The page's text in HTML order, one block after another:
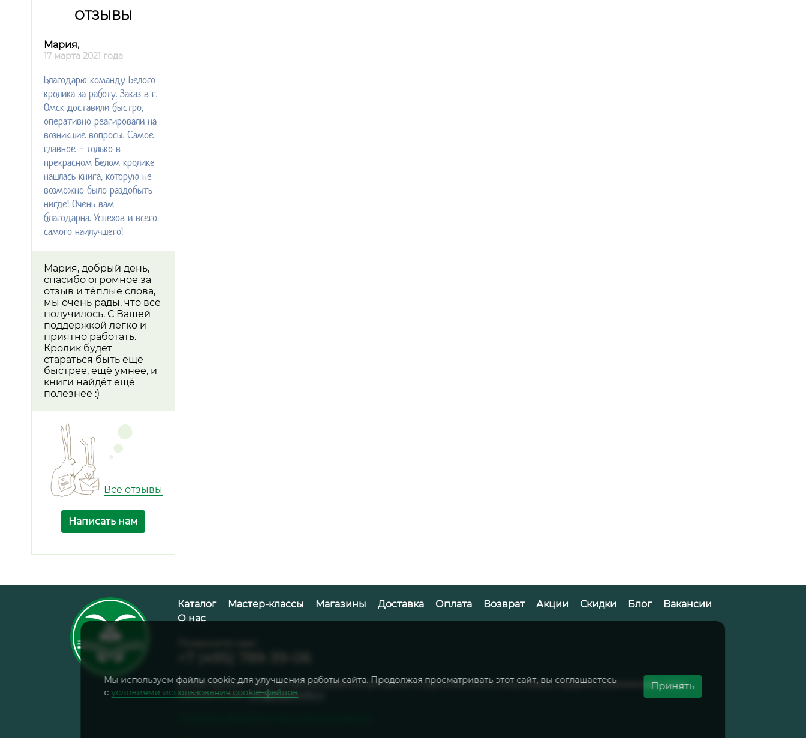
ОТЗЫВЫ
Мария,
17 марта 2021 года
Благодарю команду Белого
кролика за работу. Заказ в г.
Омск доставили быстро,
оперативно реагировали на
возникшие вопросы. Самое
главное - только в
прекрасном Белом кролике
нашлась книга, которую не
возможно было раздобыть
нигде! Очень вам
благодарна. Успехов и всего
самого наилучшего!
Мария, добрый день,
спасибо огромное за
отзыв и тёплые слова,
мы очень рады, что всё
получилось. С Вашей
поддержкой легко и
приятно работать.
Кролик будет
стараться быть ещё
быстрее, ещё умнее, и
книги найдёт ещё
полезнее :)
Все отзывы
Написать нам
Каталог Мастер-классы Магазины Доставка Оплата Возврат Акции Скидки Блог
Вакансии
О нас
Белый Кролик – cеть магазинов развития для детей и взрослых: книги, канцтовары, подарки, развивающие игры
Напишите нам:info@belykrolik.ru
Мы используем файлы cookie для улучшения работы сайта. Продолжая просматривать этот сайт, вы соглашаетесь
сусловиями использования cookie–файлов
Принять